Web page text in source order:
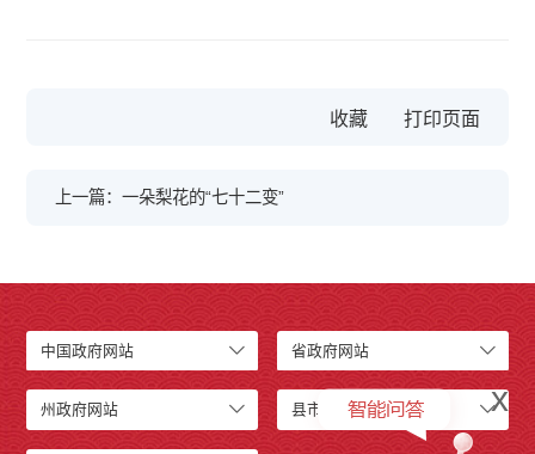
收藏
上一篇：一朵梨花的“七十二变”
中国政府网站 省政府网站
州政府网站 县市政府网站 x